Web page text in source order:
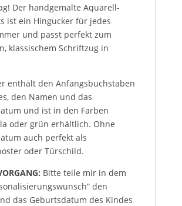
Der handgemalte Aquarell-
ist ein Hingucker für jedes
und passt perfekt zum
klassischem Schriftzug in
enthält den Anfangsbuchstaben
den Namen und das
und ist in den Farben
oder grün erhältlich. Ohne
auch perfekt als
oder Türschild.
Bitte teile mir in dem
den
das Geburtsdatum des Kindes